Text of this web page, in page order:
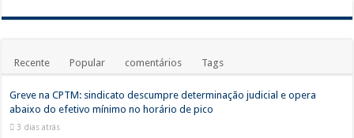
Recente Popular comentários Tags
Greve na CPTM: sindicato descumpre determinação judicial e opera
abaixo do efetivo mínimo no horário de pico
3 dias atrás